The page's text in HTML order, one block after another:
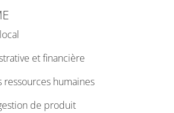
les pratiques et les territoires de
en pleine mutation.
du management sportif sur
en œuvre et au suivi du projet)
pour le milieu de la
et financière
ressources humaines
de produit